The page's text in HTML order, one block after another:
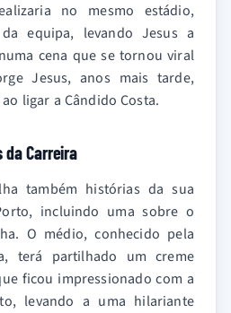
no mesmo estádio,
equipa, levando Jesus a
cena que se tornou viral
Jesus, anos mais tarde,
ligar a Cândido Costa.
da Carreira
também histórias da sua
incluindo uma sobre o
O médio, conhecido pela
terá partilhado um creme
ficou impressionado com a
levando a uma hilariante